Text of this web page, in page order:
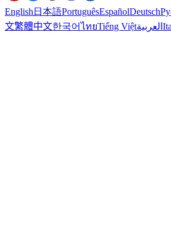
English 日本語PortuguêsEspañolDeutsch
文繁體中文한국어ไทยTiếng Việtالعربية